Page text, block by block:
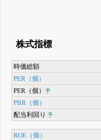
株式指標
時価総額
PER（個）
PER（個）予
PBR（個）
配当利回り 予
ROE（個）